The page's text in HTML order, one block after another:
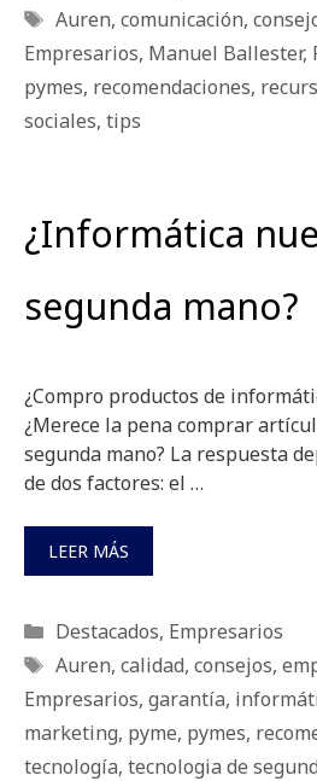
Etiquetas
Auren, comunicación,
Empresarios, Manuel Ballester,
pymes, recomendaciones,
sociales, tips
¿Informática
segunda mano?
¿Compro productos de
¿Merece la pena comprar
segunda mano? La respuesta
de dos factores: el …
LEER MÁS
Categorías
Destacados, Empresarios
Etiquetas
Auren, calidad, consejos,
Empresarios, garantía,
marketing, pyme, pymes,
tecnología, tecnologia de